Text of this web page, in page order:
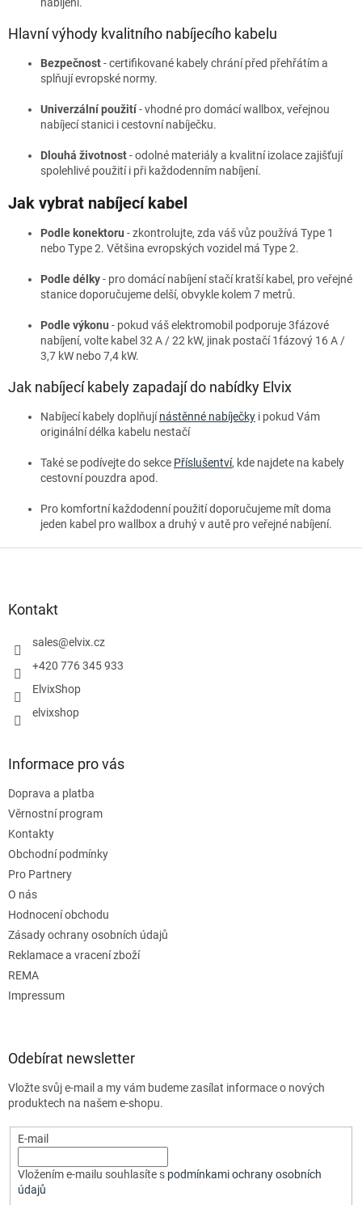
nabíjení.
Hlavní výhody kvalitního nabíjecího kabelu
Bezpečnost- certifikované kabely chrání před přehřátím a
splňují evropské normy.
Univerzální použití- vhodné pro domácí wallbox, veřejnou
nabíjecí stanici i cestovní nabíječku.
Dlouhá životnost- odolné materiály a kvalitní izolace zajišťují
spolehlivé použití i při každodenním nabíjení.
Jak vybrat nabíjecí kabel
Podle konektoru - zkontrolujte, zda váš vůz používá Type 1
nebo Type 2. Většina evropských vozidel má Type 2.
Podle délky- pro domácí nabíjení stačí kratší kabel, pro veřejné
stanice doporučujeme delší, obvykle kolem 7 metrů.
Podle výkonu - pokud váš elektromobil podporuje 3fázové
nabíjení, volte kabel 32 A / 22 kW, jinak postačí 1fázový 16 A /
3,7 kW nebo 7,4 kW.
Jak nabíjecí kabely zapadají do nabídky Elvix
Nabíjecí kabely doplňujínástěnné nabíječky i pokud Vám
originální délka kabelu nestačí
Také se podívejte do sekce Příslušentví, kde najdete na kabely
cestovní pouzdra apod.
Pro komfortní každodenní použití doporučujeme mít doma
jeden kabel pro wallbox a druhý v autě pro veřejné nabíjení.
Kontakt
sales@elvix.cz
+420 776 345 933
ElvixShop
elvixshop
Informace pro vás
Doprava a platba
Věrnostní program
Kontakty
Obchodní podmínky
Pro Partnery
O nás
Hodnocení obchodu
Zásady ochrany osobních údajů
Reklamace a vracení zboží
REMA
Impressum
Odebírat newsletter
Vložte svůj e-mail a my vám budeme zasílat informace o nových
produktech na našem e-shopu.
E-mail
Vložením e-mailu souhlasíte s podmínkami ochrany osobních
údajů